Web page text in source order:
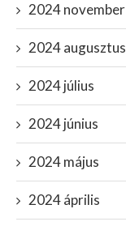
2024 november
2024 augusztus
2024 július
2024 június
2024 május
2024 április